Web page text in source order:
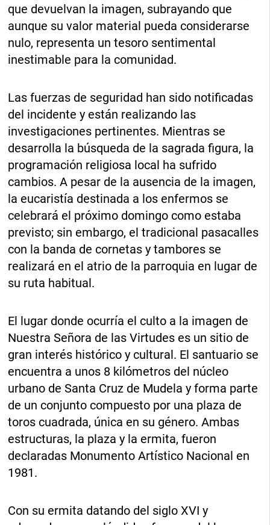
que devuelvan la imagen, subrayando que
aunque su valor material pueda considerarse
nulo, representa un tesoro sentimental
inestimable para la comunidad.
Las fuerzas de seguridad han sido notificadas
del incidente y están realizando las
investigaciones pertinentes. Mientras se
desarrolla la búsqueda de la sagrada figura, la
programación religiosa local ha sufrido
cambios. A pesar de la ausencia de la imagen,
la eucaristía destinada a los enfermos se
celebrará el próximo domingo como estaba
previsto; sin embargo, el tradicional pasacalles
con la banda de cornetas y tambores se
realizará en el atrio de la parroquia en lugar de
su ruta habitual.
El lugar donde ocurría el culto a la imagen de
Nuestra Señora de las Virtudes es un sitio de
gran interés histórico y cultural. El santuario se
encuentra a unos 8 kilómetros del núcleo
urbano de Santa Cruz de Mudela y forma parte
de un conjunto compuesto por una plaza de
toros cuadrada, única en su género. Ambas
estructuras, la plaza y la ermita, fueron
declaradas Monumento Artístico Nacional en
1981.
Con su ermita datando del siglo XVI y